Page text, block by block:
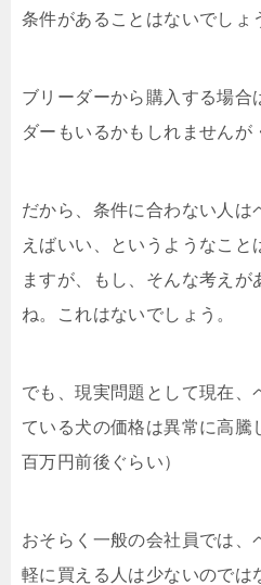
条件があることはないでしょ
ブリーダーから購入する場合
ダーもいるかもしれませんが
だから、条件に合わない人は
えばいい、というようなこと
ますが、もし、そんな考えが
ね。これはないでしょう。
でも、現実問題として現在、
ている犬の価格は異常に高騰
百万円前後ぐらい）
おそらく一般の会社員では、
軽に買える人は少ないのでは